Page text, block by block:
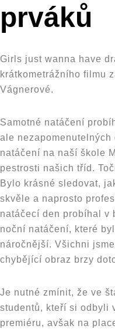
prváků
Girls just wanna have
krátkometrážního filmu
Vágnerové.
Samotné natáčení
ale
natáčení na naší škole
pestrosti našich tříd.
Bylo krásné sledovat,
skvěle a naprosto
natáčecí den probíhal v
noční natáčení, které
náročnější. Všichni
chybějící obraz brzy
Je nutné zmínit, že ve
studentů, kteří si odbyli
premiéru, avšak na